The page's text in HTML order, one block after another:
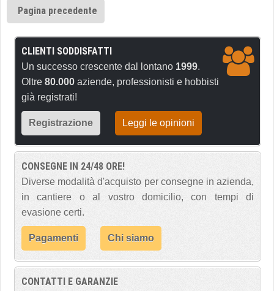
Pagina precedente
CLIENTI SODDISFATTI
Un successo crescente dal lontano 1999.
Oltre 80.000 aziende, professionisti e hobbisti
già registrati!
Registrazione Leggi le opinioni
CONSEGNE IN 24/48 ORE!
Diverse modalità d'acquisto per consegne in azienda,
in cantiere o al vostro domicilio, con tempi di
evasione certi.
Pagamenti Chi siamo
CONTATTI E GARANZIE